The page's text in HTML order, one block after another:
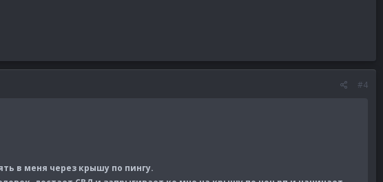
#4
в меня через крышу по пингу.